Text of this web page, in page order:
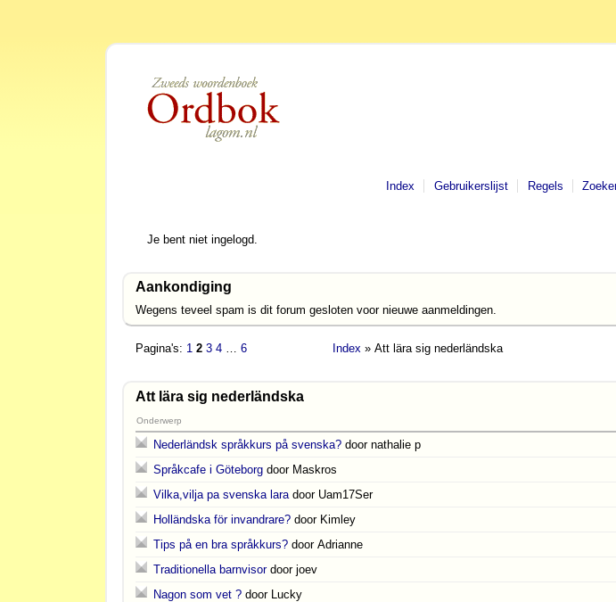
Index Gebruikerslijst Regels
Je bent niet ingelogd.
Aankondiging
Wegens teveel spam is dit forum gesloten voor nieuwe aanmeldingen.
Pagina's: 1 2 3 4 … 6 Index » Att lära sig nederländska
Att lära sig nederländska
Onderwerp
Nederländsk språkkurs på svenska? door nathalie p
Språkcafe i Göteborg door Maskros
Vilka,vilja pa svenska lara door Uam17Ser
Holländska för invandrare? door Kimley
Tips på en bra språkkurs? door Adrianne
Traditionella barnvisor door joev
Nagon som vet ? door Lucky